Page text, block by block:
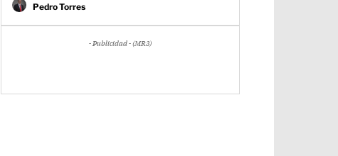
Pedro Torres
- Publicidad - (MR3)